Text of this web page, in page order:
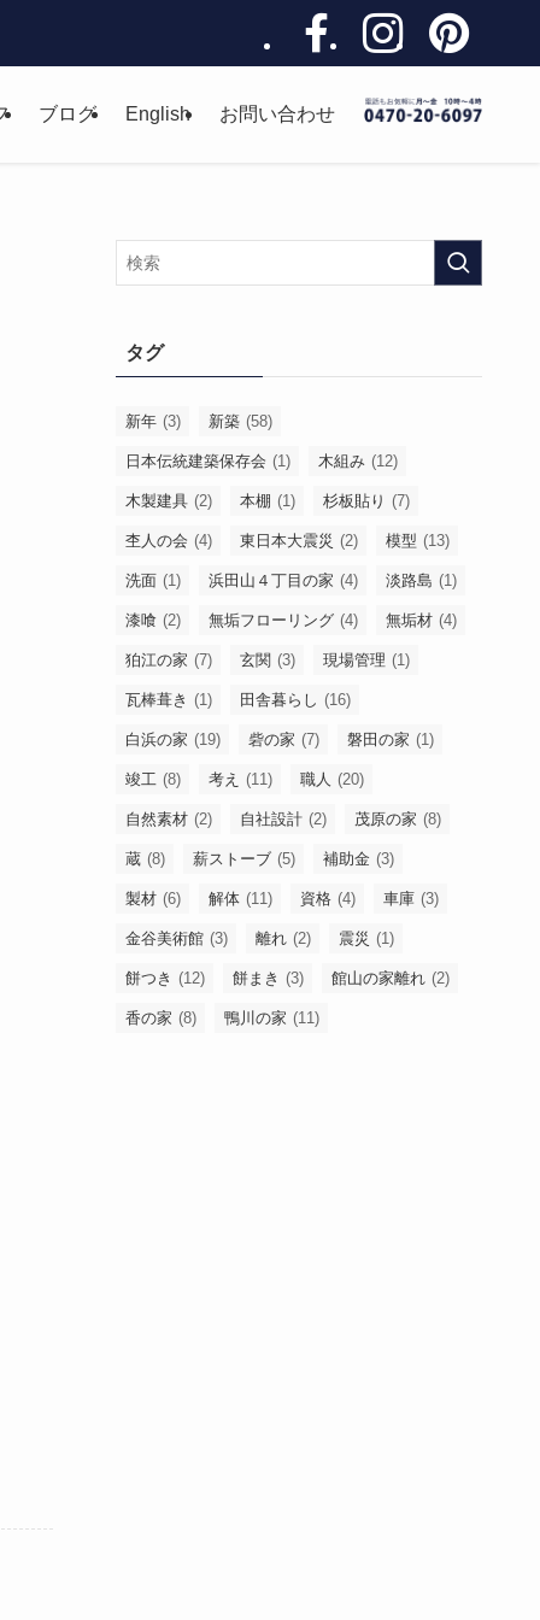
ブログ English お問い合わせ
タグ
新年 (3) 新築 (58)
日本伝統建築保存会 (1) 木組み (12)
木製建具 (2) 本棚 (1) 杉板貼り (7)
杢人の会 (4) 東日本大震災 (2) 模型 (13)
洗面 (1) 浜田山４丁目の家 (4) 淡路島 (1)
漆喰 (2) 無垢フローリング (4) 無垢材 (4)
狛江の家 (7) 玄関 (3) 現場管理 (1)
瓦棒葺き (1) 田舎暮らし (16)
白浜の家 (19) 砦の家 (7) 磐田の家 (1)
竣工 (8) 考え (11) 職人 (20)
自然素材 (2) 自社設計 (2) 茂原の家 (8)
蔵 (8) 薪ストーブ (5) 補助金 (3)
製材 (6) 解体 (11) 資格 (4) 車庫 (3)
金谷美術館 (3) 離れ (2) 震災 (1)
餅つき (12) 餅まき (3) 館山の家離れ (2)
香の家 (8) 鴨川の家 (11)